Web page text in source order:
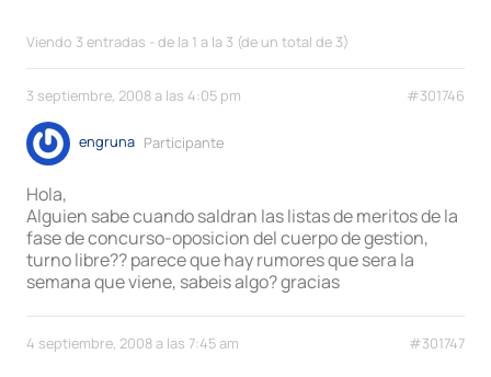
Viendo 3 entradas - de la 1 a la 3 (de un total de 3)
3 septiembre, 2008 a las 4:05 pm #301746
engruna Participante
Hola,
Alguien sabe cuando saldran las listas de meritos de la
fase de concurso-oposicion del cuerpo de gestion,
turno libre?? parece que hay rumores que sera la
semana que viene, sabeis algo? gracias
4 septiembre, 2008 a las 7:45 am #301747